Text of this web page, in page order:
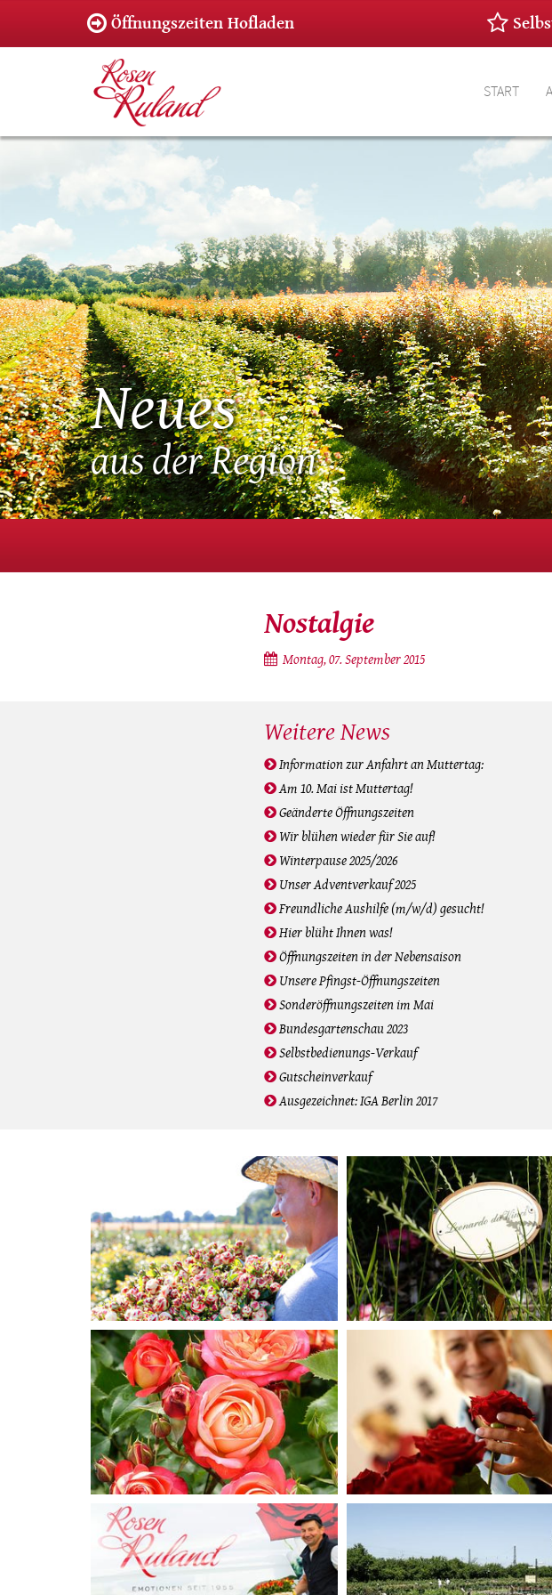
Öffnungszeiten Hofladen
START
Neues
aus der Region
Nostalgie
Montag, 07. September 2015
Weitere News
Information zur Anfahrt an Muttertag:
Am 10. Mai ist Muttertag!
Geänderte Öffnungszeiten
Wir blühen wieder für Sie auf!
Winterpause 2025/2026
Unser Adventverkauf 2025
Freundliche Aushilfe (m/w/d) gesucht!
Hier blüht Ihnen was!
Öffnungszeiten in der Nebensaison
Unsere Pfingst-Öffnungszeiten
Sonderöffnungszeiten im Mai
Bundesgartenschau 2023
Selbstbedienungs-Verkauf
Gutscheinverkauf
Ausgezeichnet: IGA Berlin 2017